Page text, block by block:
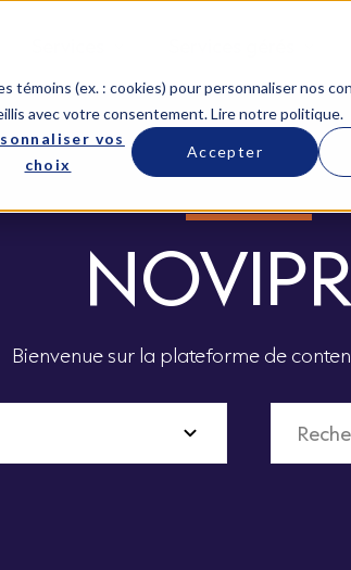
témoins (ex. : cookies) pour personnaliser nos
avec votre consentement.Lire notre politique.
vos
choix
Accepter
Bienvenue sur la plateforme de